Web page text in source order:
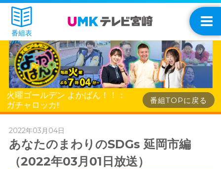
番組表
火曜ゴールデン よかばん！！：
ガチャロッカ!!
番組TOPに戻る
2022年03月04日
あなたのまわりのSDGs 延岡市編
（2022年03月01日放送）